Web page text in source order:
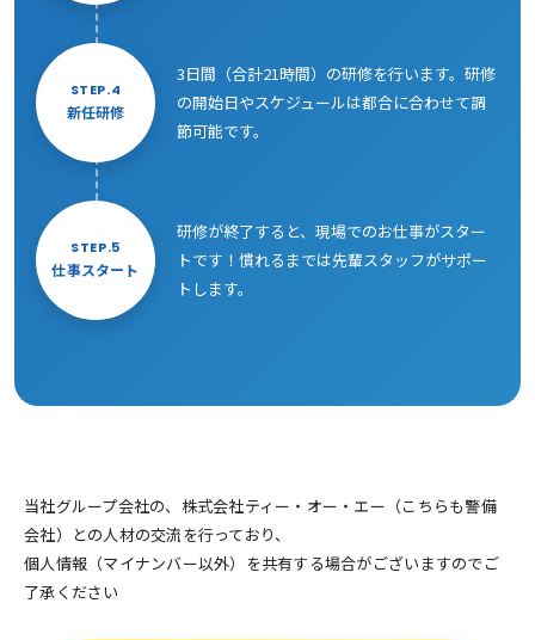
STEP.4
新任研修
3日間（合計21時間）の研修を行います。研修
の開始日やスケジュールは都合に合わせて調
節可能です。
STEP.5
仕事スタート
研修が終了すると、現場でのお仕事がスター
トです！慣れるまでは先輩スタッフがサポー
トします。
当社グループ会社の、株式会社ティー・オー・エー（こちらも警備
会社）との人材の交流を行っており、
個人情報（マイナンバー以外）を共有する場合がございますのでご
了承ください